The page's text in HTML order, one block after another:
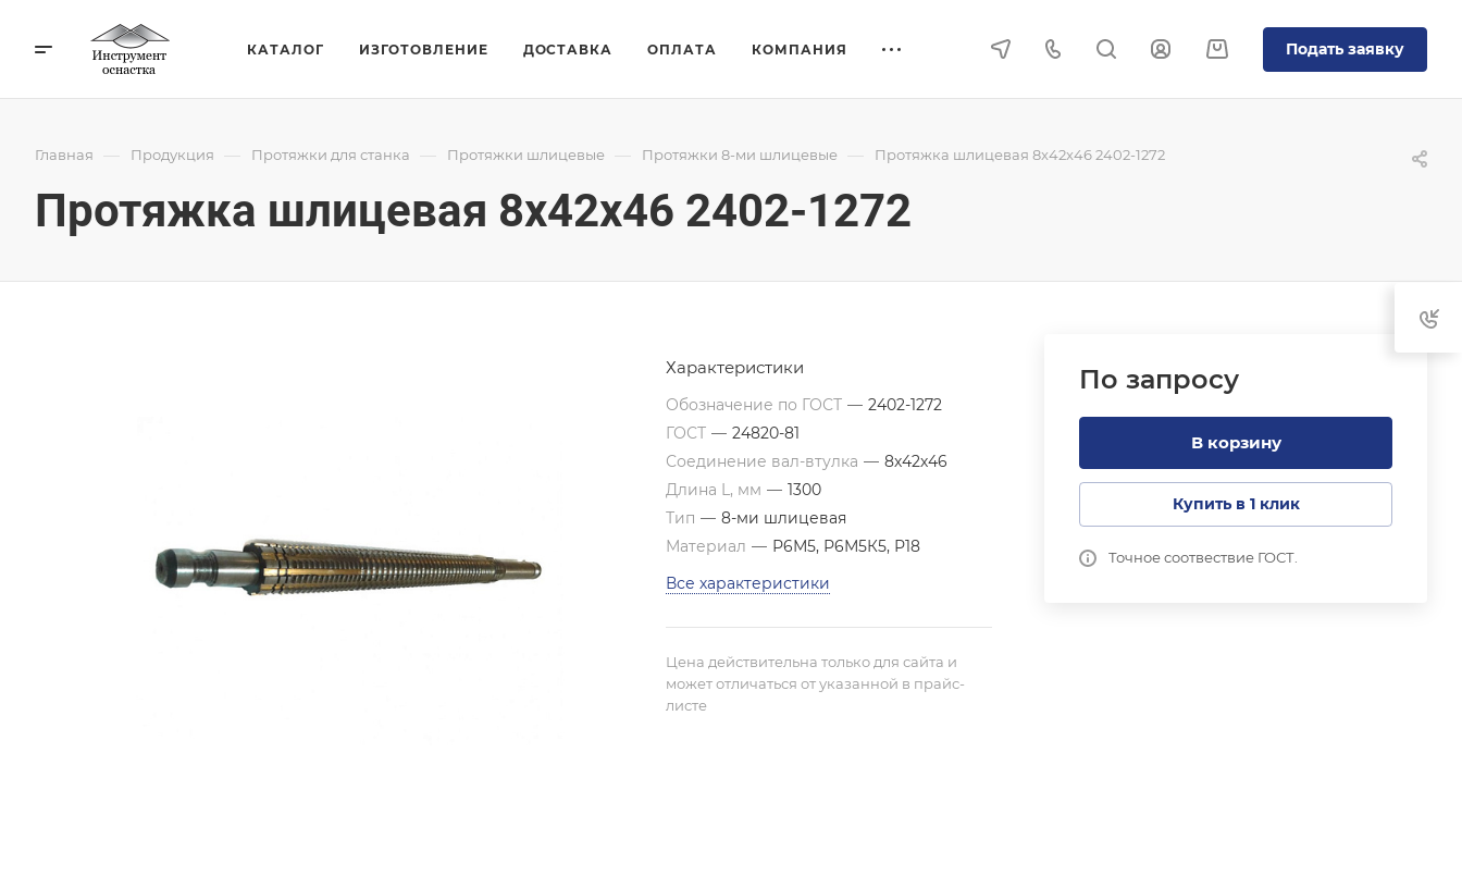
КАТАЛОГ ИЗГОТОВЛЕНИЕ ДОСТАВКА ОПЛАТА КОМПАНИЯ Подать заявку
Главная — Продукция — Протяжки для станка — Протяжки шлицевые — Протяжки 8-ми шлицевые — Протяжка шлицевая 8x42x46 2402-1272
Протяжка шлицевая 8x42x46 2402-1272
По запросу
В корзину
Купить в 1 клик
Точное соотвествие ГОСТ.
Характеристики
Обозначение по ГОСТ — 2402-1272
ГОСТ — 24820-81
Соединение вал-втулка — 8х42х46
Длина L, мм — 1300
Тип — 8-ми шлицевая
Материал — Р6М5, Р6М5К5, Р18
Все характеристики
Цена действительна только для сайта и
может отличаться от указанной в прайс-
листе